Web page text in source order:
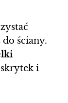
ściany.
i